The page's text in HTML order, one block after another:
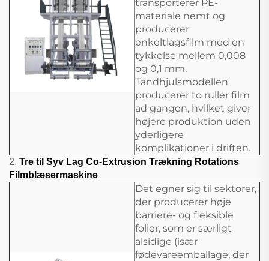
transporterer PE-
materiale nemt og
producerer
enkeltlagsfilm med en
tykkelse mellem 0,008
og 0,1 mm.
Tandhjulsmodellen
producerer to ruller film
ad gangen, hvilket giver
højere produktion uden
yderligere
komplikationer i driften.
2. Tre til Syv Lag Co-Extrusion Trækning Rotations
Filmblæsermaskine
Det egner sig til sektorer,
der producerer høje
barriere- og fleksible
folier, som er særligt
alsidige (især
fødevareemballage, der